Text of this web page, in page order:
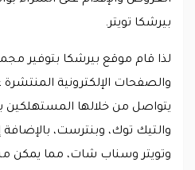
بيرشكا تويتر.
لذا قام موقع بيرشكا بتوفير
والصفحات الإلكترونية
يتواصل من خلالها المستهلكين
والتيك توك، وبنترست، بالإضافة
وتويتر وسناب شات، مما يمكن